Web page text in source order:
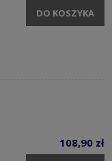
DO KOSZYKA
108,90 zł